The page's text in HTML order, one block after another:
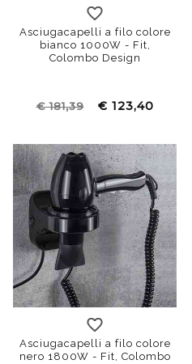
Asciugacapelli a filo colore
bianco 1000W - Fit,
Colombo Design
€ 181,39 € 123,40
Asciugacapelli a filo colore
nero 1800W - Fit, Colombo